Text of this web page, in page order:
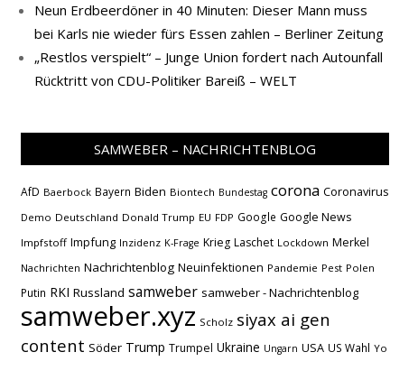
Neun Erdbeerdöner in 40 Minuten: Dieser Mann muss
bei Karls nie wieder fürs Essen zahlen – Berliner Zeitung
„Restlos verspielt“ – Junge Union fordert nach Autounfall
Rücktritt von CDU-Politiker Bareiß – WELT
SAMWEBER – NACHRICHTENBLOG
AfD Baerbock Bayern Biden Biontech Bundestag corona Coronavirus
Demo Deutschland Donald Trump EU FDP Google Google News
Impfstoff Impfung Inzidenz K-Frage Krieg Laschet Lockdown Merkel
Nachrichten Nachrichtenblog Neuinfektionen Pandemie Pest Polen
Putin RKI Russland samweber samweber - Nachrichtenblog
samweber.xyz Scholz siyax ai gen
content Söder Trump Trumpel Ukraine Ungarn USA US Wahl Yo